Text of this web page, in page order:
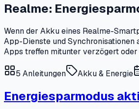
Realme:
Wenn der Akku eines Realme-
App-Dienste und Synchronisationen
Apps treffen mitunter verzögert
5 Anleitungen Akku & Energie
Energiesparmodus